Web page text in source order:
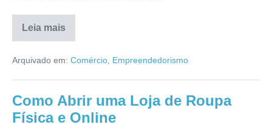
Leia mais
Arquivado em: Comércio Empreendedorismo
Como Abrir uma Loja de Roupa
Física e Online